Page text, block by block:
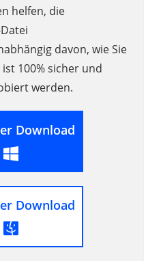
helfen, die
davon, wie Sie
100% sicher und
werden.
Download
Download